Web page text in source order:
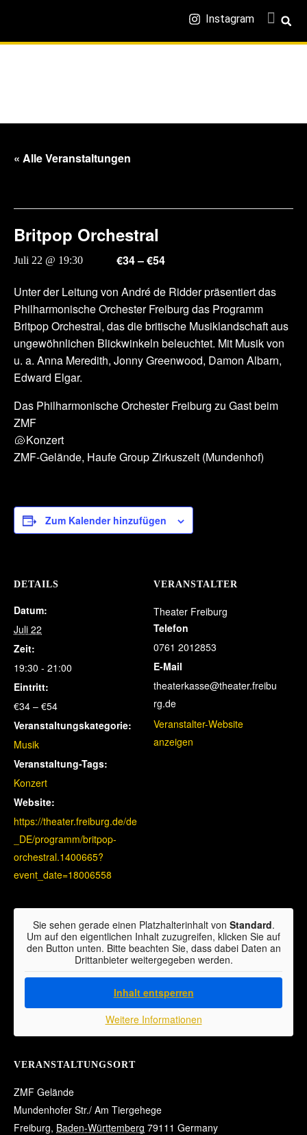
Instagram
« Alle Veranstaltungen
Britpop Orchestral
Juli 22 @ 19:30
€34 – €54
Unter der Leitung von André de Ridder präsentiert das
Philharmonische Orchester Freiburg das Programm
Britpop Orchestral, das die britische Musiklandschaft aus
ungewöhnlichen Blickwinkeln beleuchtet. Mit Musik von
u. a. Anna Meredith, Jonny Greenwood, Damon Albarn,
Edward Elgar.
Das Philharmonische Orchester Freiburg zu Gast beim
ZMF
🐚 Konzert
ZMF-Gelände, Haufe Group Zirkuszelt (Mundenhof)
Zum Kalender hinzufügen
DETAILS
Datum:
Juli 22
Zeit:
19:30 - 21:00
Eintritt:
€34 – €54
Veranstaltungskategorie:
Musik
Veranstaltung-Tags:
Konzert
Website:
https://theater.freiburg.de/de
_DE/programm/britpop-
orchestral.1400665?
event_date=18006558
VERANSTALTER
Theater Freiburg
Telefon
0761 2012853
E-Mail
theaterkasse@theater.freibu
rg.de
Veranstalter-Website
anzeigen
VERANSTALTUNGSORT
ZMF Gelände
Mundenhofer Str./ Am Tiergehege
Freiburg, Baden-Württemberg 79111 Germany
Sie sehen gerade einen Platzhalterinhalt von Standard.
Um auf den eigentlichen Inhalt zuzugreifen, klicken Sie auf
den Button unten. Bitte beachten Sie, dass dabei Daten an
Drittanbieter weitergegeben werden.
Inhalt entsperren
Weitere Informationen